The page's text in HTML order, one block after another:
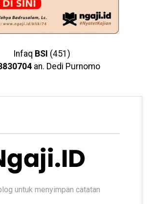
Infaq BSI (451)
an. Dedi Purnomo
untuk menyimpan catatan